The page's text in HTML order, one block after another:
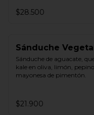
$28.500
Sánduche
Sánduche de aguacate,
kale en oliva, limón,
mayonesa de pimentón.
$21.900